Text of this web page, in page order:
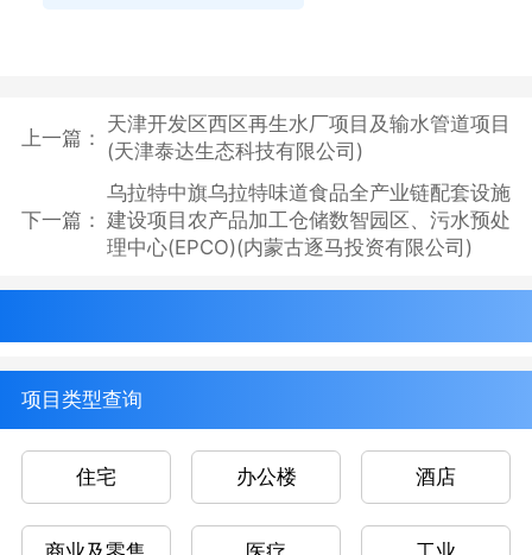
上一篇：
天津开发区西区再生水厂项目及输水管道项目
(天津泰达生态科技有限公司)
下一篇：
乌拉特中旗乌拉特味道食品全产业链配套设施
建设项目农产品加工仓储数智园区、污水预处
理中心(EPCO)(内蒙古逐马投资有限公司)
项目类型查询
住宅 办公楼 酒店